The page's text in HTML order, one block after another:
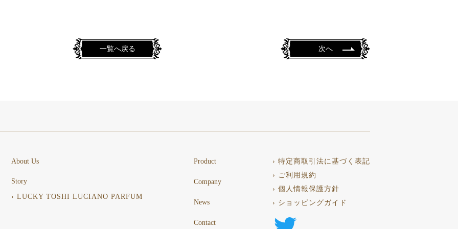
一覧へ戻る 次へ
About Us
Story
› LUCKY TOSHI LUCIANO PARFUM
Product
Company
News
Contact
› 特定商取引法に基づく表記
› ご利用規約
› 個人情報保護方針
› ショッピングガイド